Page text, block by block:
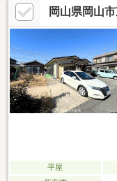
住宅周辺環境●岡山市立
ァミリーマート岡山東
ーズ東岡山店まで約
（徒歩2分）
岡山県岡山
平屋